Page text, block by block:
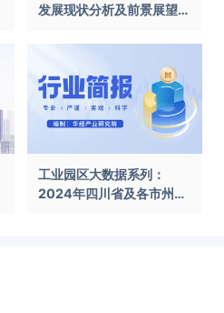
发展现状分析及前景展望报
工业园区大数据系列：
2024年四川省及各市州工